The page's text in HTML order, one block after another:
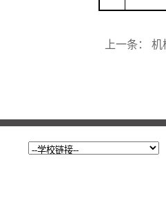
上一条： 机